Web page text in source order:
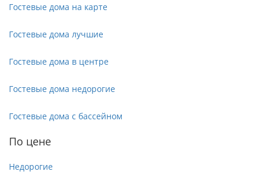
Гостевые дома на карте
Гостевые дома лучшие
Гостевые дома в центре
Гостевые дома недорогие
Гостевые дома с бассейном
По цене
Недорогие